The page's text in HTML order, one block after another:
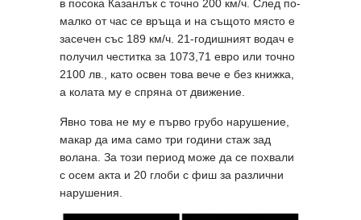
в посока Казанлък с точно 200 км/ч. След по-
малко от час се връща и на същото място е
засечен със 189 км/ч. 21-годишният водач е
получил честитка за 1073,71 евро или точно
2100 лв., като освен това вече е без книжка,
а колата му е спряна от движение.
Явно това не му е първо грубо нарушение,
макар да има само три години стаж зад
волана. За този период може да се похвали
с осем акта и 20 глоби с фиш за различни
нарушения.